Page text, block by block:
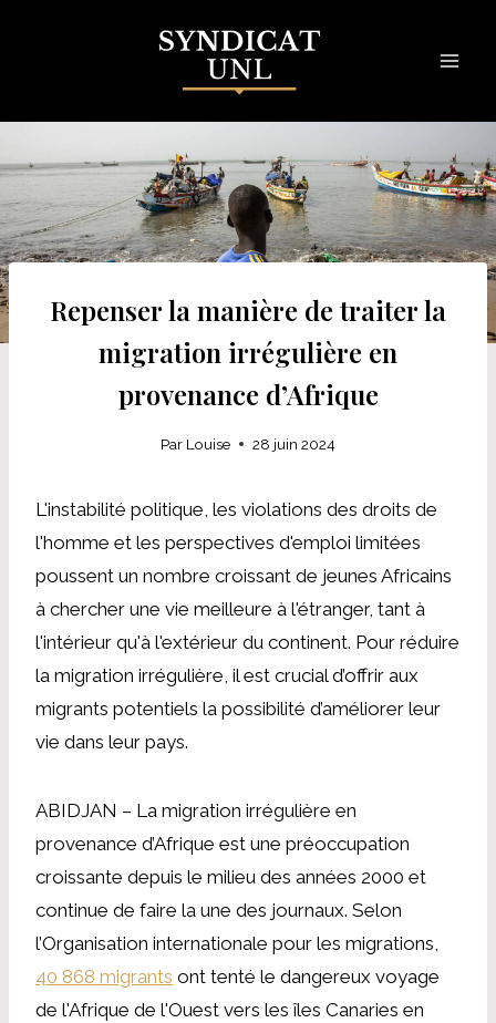
Repenser la manière de traiter la
migration irrégulière en
provenance d’Afrique
Par Louise 28 juin 2024
L'instabilité politique, les violations des droits de
l'homme et les perspectives d'emploi limitées
poussent un nombre croissant de jeunes Africains
à chercher une vie meilleure à l'étranger, tant à
l'intérieur qu'à l'extérieur du continent. Pour réduire
la migration irrégulière, il est crucial d’offrir aux
migrants potentiels la possibilité d’améliorer leur
vie dans leur pays.
ABIDJAN – La migration irrégulière en
provenance d’Afrique est une préoccupation
croissante depuis le milieu des années 2000 et
continue de faire la une des journaux. Selon
l’Organisation internationale pour les migrations,
40 868 migrants ont tenté le dangereux voyage
de l'Afrique de l'Ouest vers les îles Canaries en